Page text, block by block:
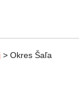
> Okres Šaľa